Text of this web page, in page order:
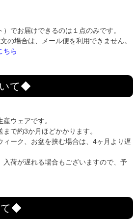
でお届けできるのは１点のみです。
の場合は、メール便を利用できません。
ちら
て◆
ウェアです。
まで約3か月ほどかかります。
ーク、お盆を挟む場合は、4ヶ月より遅
荷が遅れる場合もございますので、予
て◆